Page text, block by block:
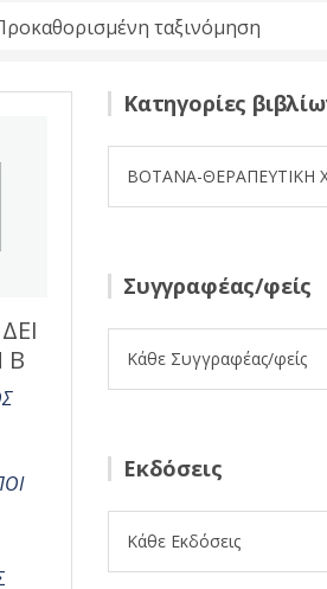
Β
Κατηγορίες
ΒΟΤΑΝΑ-ΘΕΡΑΠΕΥΤΙΚΗ ΧΡΗΣΗ
Συγγραφέας/φείς
Κάθε Συγγραφέας/φείς
Εκδόσεις
Κάθε Εκδόσεις